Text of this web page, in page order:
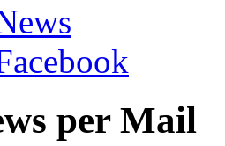
per Mail